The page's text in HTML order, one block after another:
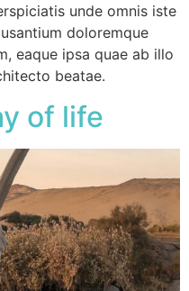
unde omnis iste
doloremque
eaque ipsa quae ab illo
beatae.
of life